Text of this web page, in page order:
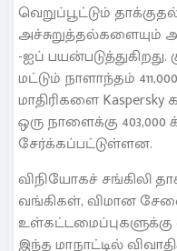
வெறுப்பூட்டும்
அச்சுறுத்தல்களையும்
-ஐப்
மட்டும் நாளாந்தம்
மாதிரிகளை
ஒரு நாளைக்கு
சேர்க்கப்பட்டுள்ளன.
விநியோகச் சங்கிலி
வங்கிகள், விமான
உள்கட்டமைப்புகளுக்கு
இந்த மாநாட்டில்